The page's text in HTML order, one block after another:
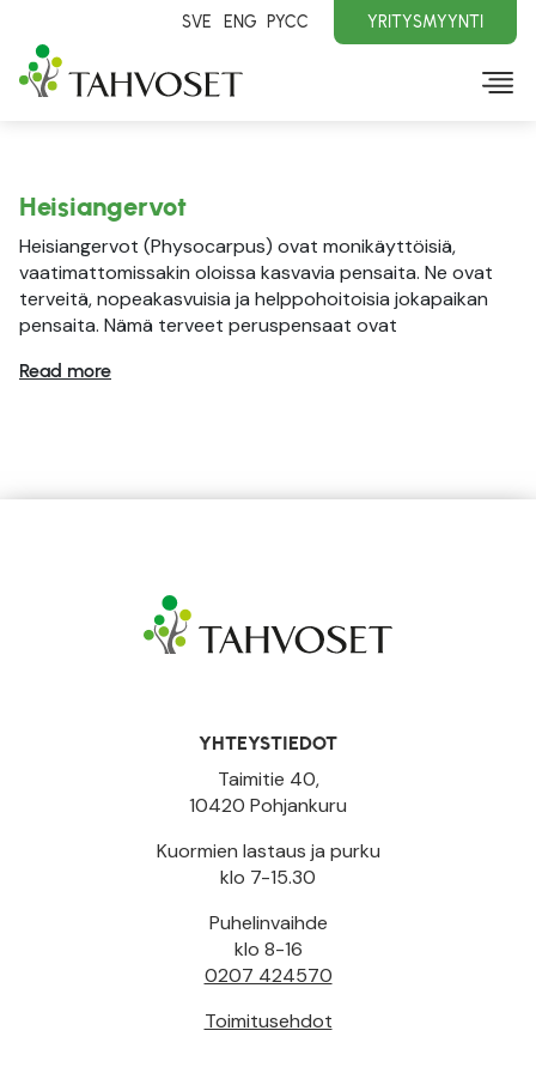
SVE ENG PYCC YRITYSMYYNTI
Heisiangervot
Heisiangervot (Physocarpus) ovat monikäyttöisiä,
vaatimattomissakin oloissa kasvavia pensaita. Ne ovat
terveitä, nopeakasvuisia ja helppohoitoisia jokapaikan
pensaita. Nämä terveet peruspensaat ovat
Read more
YHTEYSTIEDOT
Taimitie 40,
10420 Pohjankuru
Kuormien lastaus ja purku
klo 7-15.30
Puhelinvaihde
klo 8-16
0207 424570
Toimitusehdot